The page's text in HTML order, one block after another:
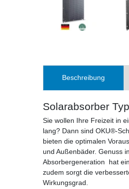
Beschreibung
Solarabsorber
Sie wollen Ihre Freizeit in
lang? Dann sind OKU®-
bieten die optimalen
und Außenbäder. Genuss
Absorbergeneration hat
zudem sorgt die
Wirkungsgrad.